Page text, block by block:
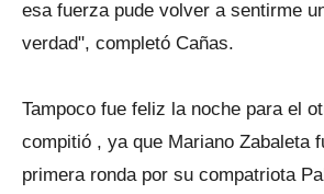
esa fuerza pude volver a sentirme
verdad", completó Cañas.
Tampoco fue feliz la noche para el
compitió , ya que Mariano Zabaleta
primera ronda por su compatriota